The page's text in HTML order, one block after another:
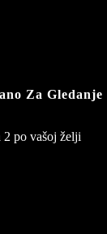
Za Gledanje
2 po vašoj želji